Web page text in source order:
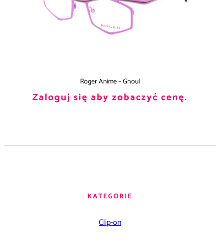
Roger Anime – Ghoul
Zaloguj się aby zobaczyć cenę.
KATEGORIE
Clip-on